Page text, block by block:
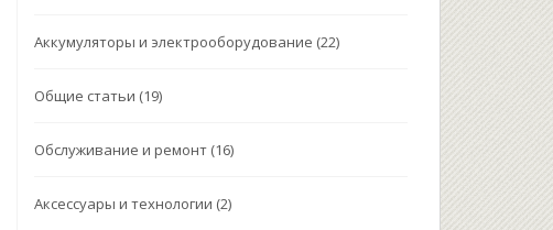
Аккумуляторы и электрооборудование (22)
Общие статьи (19)
Обслуживание и ремонт (16)
Аксессуары и технологии (2)